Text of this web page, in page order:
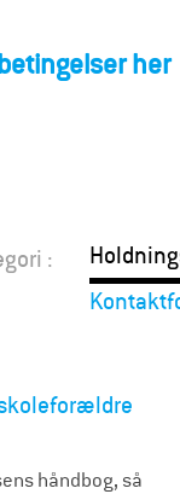
her
:
håndbog, så